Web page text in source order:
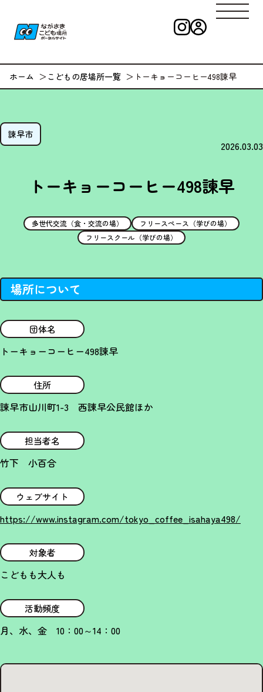
ながさきこども
ホーム こどもの居場所一覧 トーキョーコーヒー498諫早
諫早市
2026.03.03
トーキョーコーヒー498諫早
多世代交流（食・交流の場）
フリースペース（学びの場）
フリースクール（学びの場）
場所について
団体名
トーキョーコーヒー498諫早
住所
諫早市山川町1-3 西諌早公民館ほか
担当者名
竹下 小百合
ウェブサイト
https://www.instagram.com/tokyo_coffee_isahaya498/
対象者
こどもも大人も
活動頻度
月、水、金 10：00～14：00